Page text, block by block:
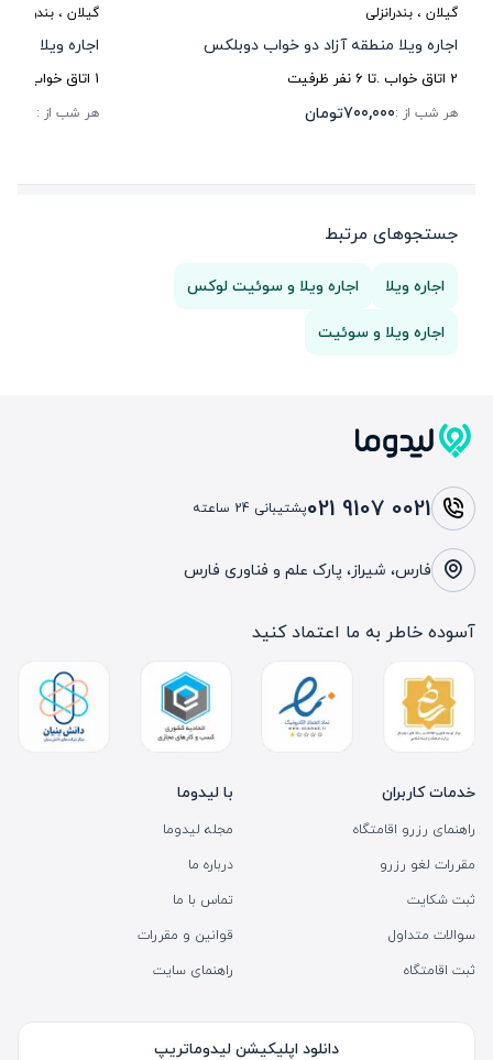
گیلان ، بندرانزلی
اجاره ویلا منطقه آزاد دو خواب دوبلکس
2 اتاق خواب .تا 6نفر ظرفیت
هر شب از :700,000تومان
گیلان ، بندرانزلی
اجاره ویلا تک
1 اتاق خواب .
هر شب از :
جستجوهای مرتبط
اجاره ویلا
اجاره ویلا و سوئیت لوکس
اجاره ویلا و سوئیت
خدمات کاربران
راهنمای رزرو اقامتگاه
مقررات لغو رزرو
ثبت شکایت
سوالات متداول
ثبت اقامتگاه
با لیدوما
مجله لیدوما
درباره ما
تماس با ما
قوانین و مقررات
راهنمای سایت
021 9107 0021پشتیبانی 24 ساعته
فارس، شیراز، پارک علم و فناوری فارس
آسوده خاطر به ما اعتماد کنید
دانلود اپلیکیشن لیدوماتریپ